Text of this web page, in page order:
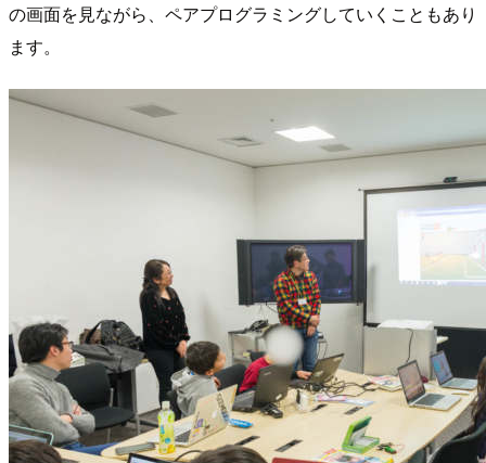
の画面を見ながら、ペアプログラミングしていくこともあり
ます。